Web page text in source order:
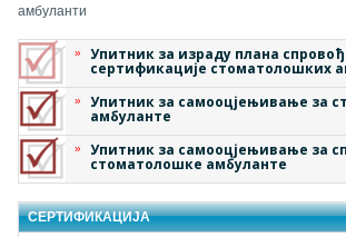
амбуланти
Упитник за израду плана
сертификације стоматолошких
Упитник за самооцјењивање за
амбуланте
Упитник за самооцјењивање за
стоматолошке амбуланте
СЕРТИФИКАЦИЈА